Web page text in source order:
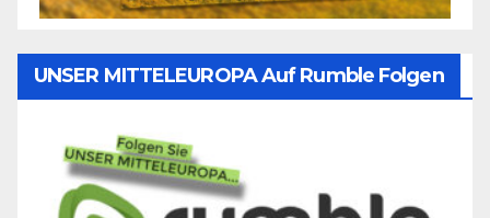
UNSER MITTELEUROPA Auf Rumble Folgen